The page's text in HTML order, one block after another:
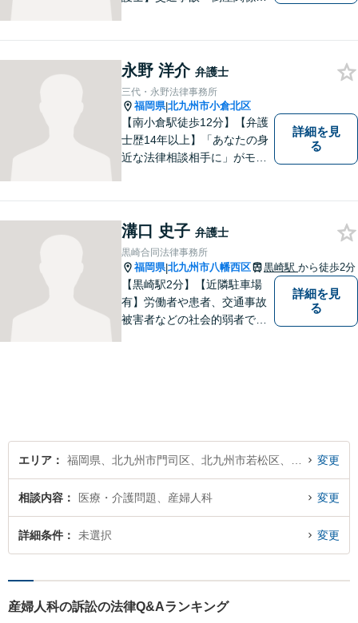
本質把握から解決に至るまで
懇切丁寧に対応します！【宅
建士資格あり】
永野 洋介 弁護士
三代・永野法律事務所
福岡県|北九州市小倉北区
【南小倉駅徒歩12分】【弁護
士歴14年以上】「あなたの身
近な法律相談相手に」がモッ
える問題に注力しております
ので、お気軽にご相談くださ
いませ。【駐車場あり】
詳細を見
る
溝口 史子 弁護士
黒崎合同法律事務所
福岡県|北九州市八幡西区 黒崎駅 から徒歩2分
【黒崎駅2分】【近隣駐車場
有】労働者や患者、交通事故
被害者などの社会的弱者であ
さい。
詳細を見
る
エリア 変更
相談内容 医療・介護問題、産婦人科 変更
詳細条件 未選択 変更
産婦人科の訴訟の法律Q&Aランキング